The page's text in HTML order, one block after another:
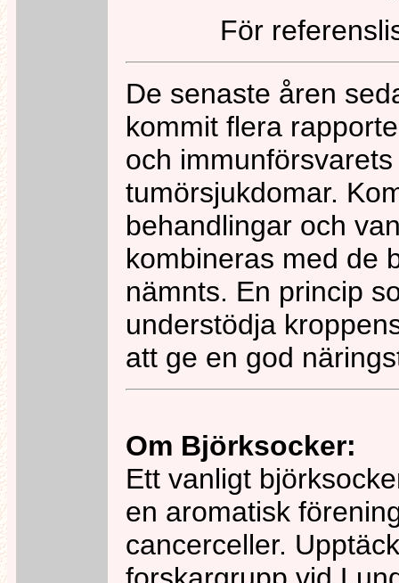
För
De senaste åren
kommit flera
och
tumörsjukdomar.
behandlingar och
kombineras med de
nämnts. En princip
understödja
att ge en god
Om Björksocker:
Ett vanligt
en aromatisk
cancerceller.